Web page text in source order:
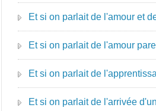
Et si on parlait de l'amour et
Et si on parlait de l'amour
Et si on parlait de
Et si on parlait de l'arrivée